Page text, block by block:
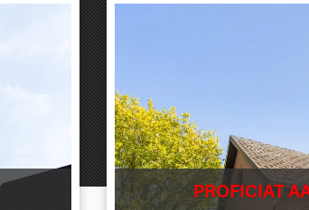
PROFICIAT